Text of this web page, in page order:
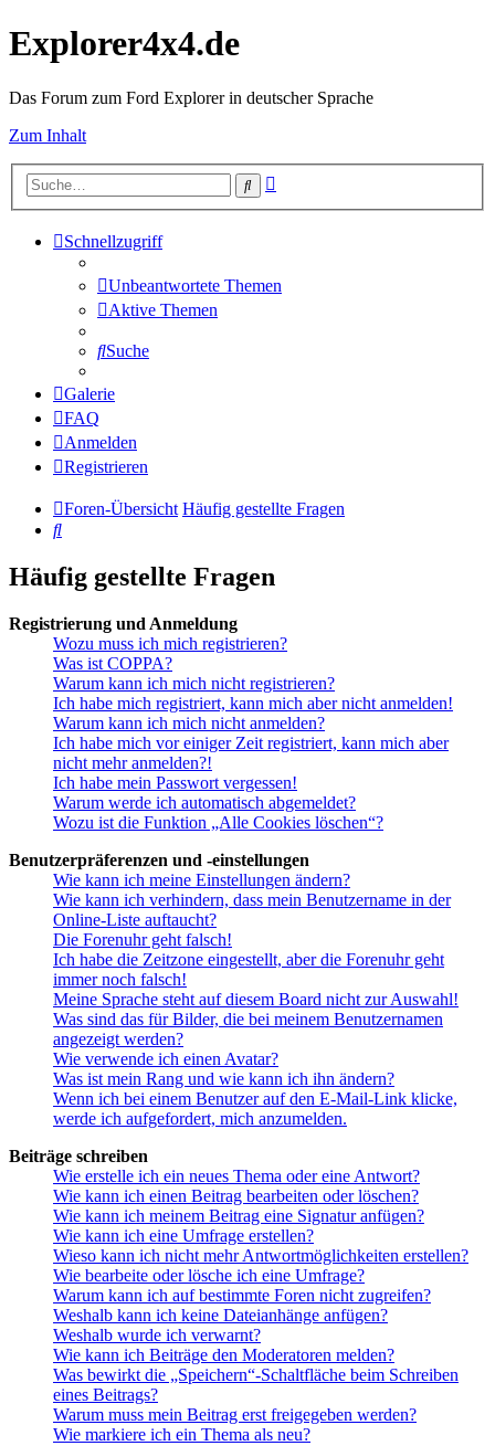
Explorer4x4.de
Das Forum zum Ford Explorer in deutscher Sprache
Zum Inhalt
Suche
Schnellzugriff
Unbeantwortete Themen
Aktive Themen
Suche
Galerie
FAQ
Anmelden
Registrieren
Foren-Übersicht Häufig gestellte Fragen
Suche
Häufig gestellte Fragen
Registrierung und Anmeldung
Wozu muss ich mich registrieren?
Was ist COPPA?
Warum kann ich mich nicht registrieren?
Ich habe mich registriert, kann mich aber nicht anmelden!
Warum kann ich mich nicht anmelden?
Ich habe mich vor einiger Zeit registriert, kann mich aber
nicht mehr anmelden?!
Ich habe mein Passwort vergessen!
Warum werde ich automatisch abgemeldet?
Wozu ist die Funktion „Alle Cookies löschen“?
Benutzerpräferenzen und -einstellungen
Wie kann ich meine Einstellungen ändern?
Wie kann ich verhindern, dass mein Benutzername in der
Online-Liste auftaucht?
Die Forenuhr geht falsch!
Ich habe die Zeitzone eingestellt, aber die Forenuhr geht
immer noch falsch!
Meine Sprache steht auf diesem Board nicht zur Auswahl!
Was sind das für Bilder, die bei meinem Benutzernamen
angezeigt werden?
Wie verwende ich einen Avatar?
Was ist mein Rang und wie kann ich ihn ändern?
Wenn ich bei einem Benutzer auf den E-Mail-Link klicke,
werde ich aufgefordert, mich anzumelden.
Beiträge schreiben
Wie erstelle ich ein neues Thema oder eine Antwort?
Wie kann ich einen Beitrag bearbeiten oder löschen?
Wie kann ich meinem Beitrag eine Signatur anfügen?
Wie kann ich eine Umfrage erstellen?
Wieso kann ich nicht mehr Antwortmöglichkeiten erstellen?
Wie bearbeite oder lösche ich eine Umfrage?
Warum kann ich auf bestimmte Foren nicht zugreifen?
Weshalb kann ich keine Dateianhänge anfügen?
Weshalb wurde ich verwarnt?
Wie kann ich Beiträge den Moderatoren melden?
Was bewirkt die „Speichern“-Schaltfläche beim Schreiben
eines Beitrags?
Warum muss mein Beitrag erst freigegeben werden?
Wie markiere ich ein Thema als neu?